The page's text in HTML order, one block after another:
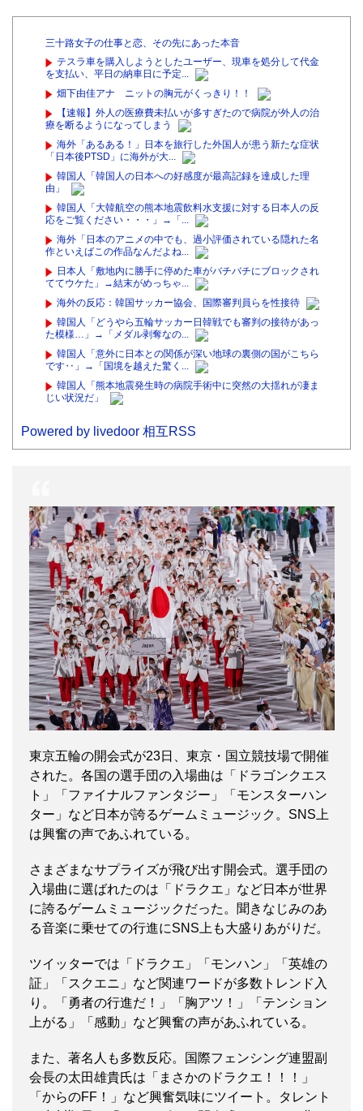
三十路女子の仕事と恋、その先にあった本音
テスラ車を購入しようとしたユーザー、現車を処分して代金
を支払い、平日の納車日に予定...
畑下由佳アナ ニットの胸元がくっきり！！
【速報】外人の医療費未払いが多すぎたので病院が外人の治
療を断るようになってしまう
海外「あるある！」日本を旅行した外国人が患う新たな症状
「日本後PTSD」に海外が大...
韓国人「韓国人の日本への好感度が最高記録を達成した理
由」
韓国人「大韓航空の熊本地震飲料水支援に対する日本人の反
応をご覧ください・・・」→「...
海外「日本のアニメの中でも、過小評価されている隠れた名
作といえばこの作品なんだよね...
日本人「敷地内に勝手に停めた車がバチバチにブロックされ
ててウケた」→結末がめっちゃ...
海外の反応：韓国サッカー協会、国際審判員らを性接待
韓国人「どうやら五輪サッカー日韓戦でも審判の接待があっ
た模様…」→「メダル剥奪なの...
韓国人「意外に日本との関係が深い地球の裏側の国がこちら
です‥」→「国境を越えた驚く...
韓国人「熊本地震発生時の病院手術中に突然の大揺れが凄ま
じい状況だ」
Powered by livedoor 相互RSS
東京五輪の開会式が23日、東京・国立競技場で開催
された。各国の選手団の入場曲は「ドラゴンクエス
ト」「ファイナルファンタジー」「モンスターハン
ター」など日本が誇るゲームミュージック。SNS上
は興奮の声であふれている。
さまざまなサプライズが飛び出す開会式。選手団の
入場曲に選ばれたのは「ドラクエ」など日本が世界
に誇るゲームミュージックだった。聞きなじみのあ
る音楽に乗せての行進にSNS上も大盛りあがりだ。
ツイッターでは「ドラクエ」「モンハン」「英雄の
証」「スクエニ」など関連ワードが多数トレンド入
り。「勇者の行進だ！」「胸アツ！」「テンション
上がる」「感動」など興奮の声があふれている。
また、著名人も多数反応。国際フェンシング連盟副
会長の太田雄貴氏は「まさかのドラクエ！！！」
「からのFF！」など興奮気味にツイート。タレント